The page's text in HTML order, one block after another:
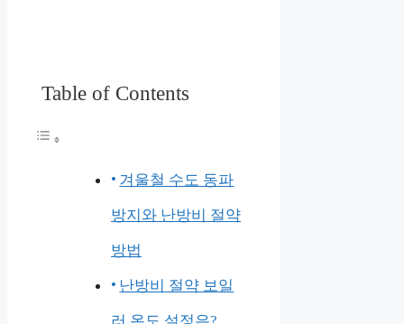
Table of Contents
겨울철 수도 동파
방지와 난방비 절약
방법
난방비 절약 보일